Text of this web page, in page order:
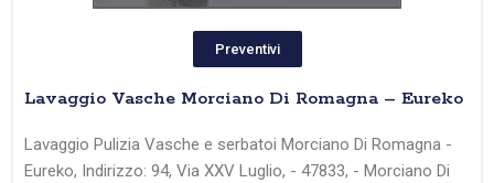
Preventivi
Lavaggio Vasche Morciano Di Romagna – Eureko
Lavaggio Pulizia Vasche e serbatoi Morciano Di Romagna -
Eureko, Indirizzo: 94, Via XXV Luglio, - 47833, - Morciano Di